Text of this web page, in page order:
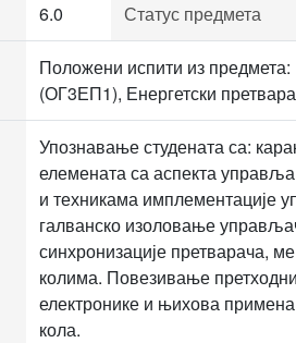
6.0 Статус предмета
Положени испити из предмета:
(ОГ3ЕП1), Енергетски
Упознавање студената са:
елемената са аспекта
и техникама имплементације
галванско изоловање
синхронизације претварача,
колима. Повезивање
електронике и њихова
кола.